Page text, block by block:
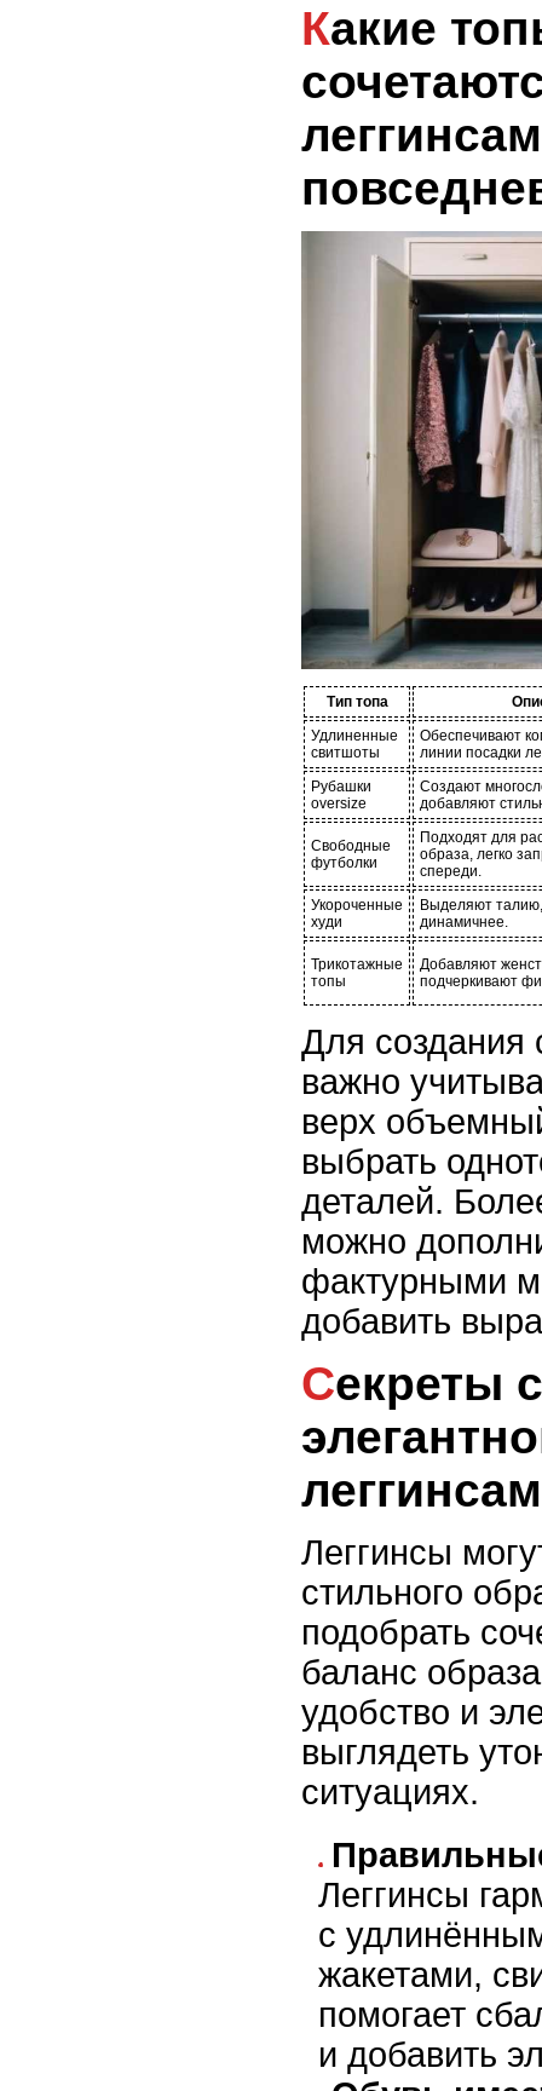
Какие топы лучше всего
Тип топа
Удлиненные
свитшоты
Обеспечивают
линии посадки
Рубашки
oversize
Создают
добавляют
Свободные
футболки
Подходят для
образа, легко
спереди.
Укороченные
худи
Выделяют
динамичнее.
Трикотажные
топы
Добавляют
подчеркивают
Для создания
важно
верх
выбрать
деталей.
можно
фактурными
добавить
Секреты создания
Леггинсы
стильного
подобрать
баланс
удобство и
выглядеть
ситуациях.
Леггинсы
с
жакетами,
помогает
и добавить